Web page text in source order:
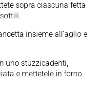
sopra ciascuna fetta
insieme all’aglio e
uno stuzzicadenti,
e mettetele in forno.